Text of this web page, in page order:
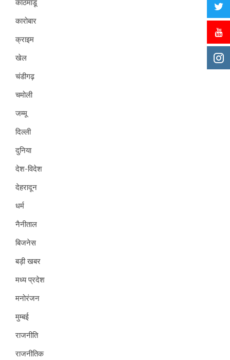
काठमांडू
कारोबार
क्राइम
खेल
चंडीगढ़
चमोली
जम्मू
दिल्ली
दुनिया
देश-विदेश
देहरादून
धर्म
नैनीताल
बिजनेस
बड़ी खबर
मध्य प्रदेश
मनोरंजन
मुम्बई
राजनीति
राजनीतिक